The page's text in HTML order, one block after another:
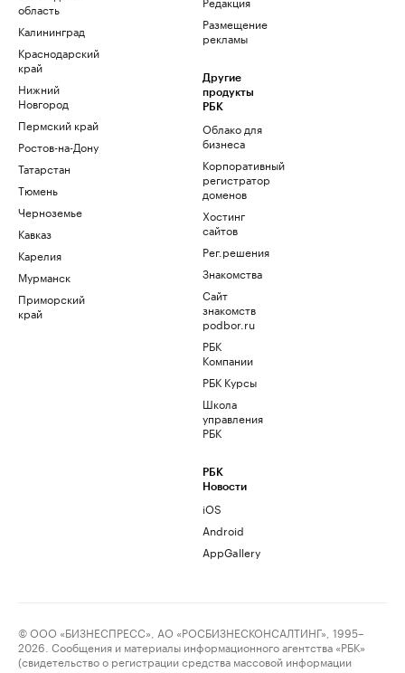
область
Калининград
Краснодарский
край
Нижний
Новгород
Пермский край
Ростов-на-Дону
Татарстан
Тюмень
Черноземье
Кавказ
Карелия
Мурманск
Приморский
край
Размещение
рекламы
Другие
продукты
РБК
Облако для
бизнеса
Корпоративный
регистратор
доменов
Хостинг
сайтов
Рег.решения
Знакомства
Сайт
знакомств
podbor.ru
РБК
Компании
РБК Курсы
Школа
управления
РБК
РБК
Новости
iOS
Android
AppGallery
© ООО «БИЗНЕСПРЕСС», АО «РОСБИЗНЕСКОНСАЛТИНГ», 1995–
2026. Сообщения и материалы информационного агентства «РБК»
(свидетельство о регистрации средства массовой информации